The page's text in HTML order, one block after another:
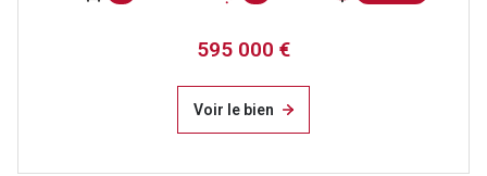
595 000 €
Voir le bien